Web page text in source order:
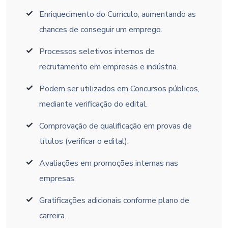
Enriquecimento do Currículo, aumentando as
chances de conseguir um emprego.
Processos seletivos internos de
recrutamento em empresas e indústria.
Podem ser utilizados em Concursos públicos,
mediante verificação do edital.
Comprovação de qualificação em provas de
títulos (verificar o edital).
Avaliações em promoções internas nas
empresas.
Gratificações adicionais conforme plano de
carreira.